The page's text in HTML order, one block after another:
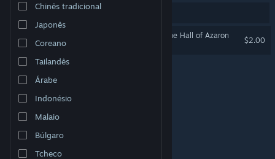
Alterar idioma
Baixe o aplicativo móvel do Steam
Ver versão para computadores
Chinês tradicional
Japonês
Coreano
Tailandês
Árabe
Indonésio
Malaio
Búlgaro
Tcheco
1 resultado corresponde à sua busca.
The Chronicles of Eleos: The Hall of Azaron
$2.00